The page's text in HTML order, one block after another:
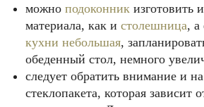
можно подоконник изготовить
материала, как и столешница, а
кухни небольшая,
обеденный стол, немного
следует обратить внимание и
стеклопакета, которая зависит